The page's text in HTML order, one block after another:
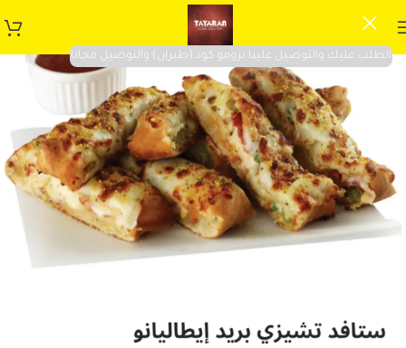
الطلب عليك والتوصيل علينا برومو كود (طيران) والتوصيل مجانا